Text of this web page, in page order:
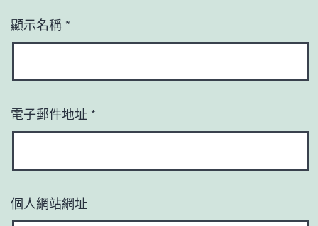
顯示名稱 *
電子郵件地址 *
個人網站網址